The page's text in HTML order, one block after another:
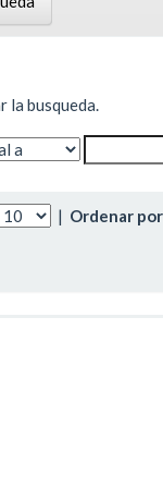
la busqueda.
| Ordenar por